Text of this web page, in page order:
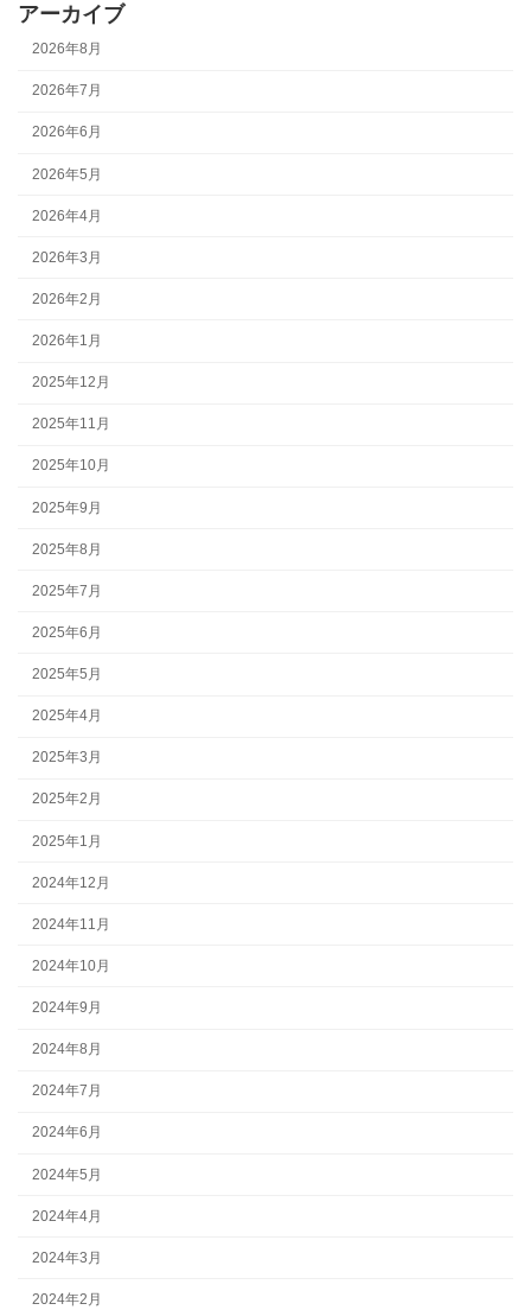
アーカイブ
2026年8月
2026年7月
2026年6月
2026年5月
2026年4月
2026年3月
2026年2月
2026年1月
2025年12月
2025年11月
2025年10月
2025年9月
2025年8月
2025年7月
2025年6月
2025年5月
2025年4月
2025年3月
2025年2月
2025年1月
2024年12月
2024年11月
2024年10月
2024年9月
2024年8月
2024年7月
2024年6月
2024年5月
2024年4月
2024年3月
2024年2月